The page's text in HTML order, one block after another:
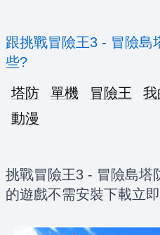
跟挑戰冒險王3 - 冒險島
些?
塔防
單機 冒險王 我
動漫
挑戰冒險王3 - 冒險島塔
的遊戲不需安裝下載立